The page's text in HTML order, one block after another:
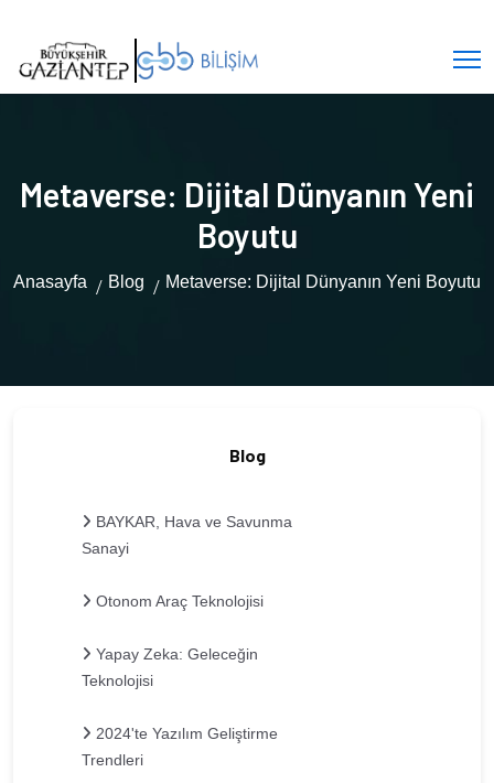
Metaverse: Dijital Dünyanın Yeni
Boyutu
Anasayfa Blog Metaverse: Dijital Dünyanın Yeni Boyutu
Blog
BAYKAR, Hava ve Savunma
Sanayi
Otonom Araç Teknolojisi
Yapay Zeka: Geleceğin
Teknolojisi
2024'te Yazılım Geliştirme
Trendleri